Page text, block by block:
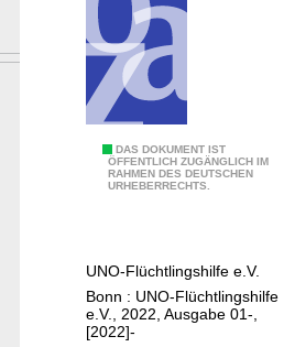
DAS DOKUMENT IST
ÖFFENTLICH ZUGÄNGLICH IM
RAHMEN DES DEUTSCHEN
URHEBERRECHTS.
t
p
u
UNO-Flüchtlingshilfe e.V.
Bonn : UNO-Flüchtlingshilfe
e.V., 2022, Ausgabe 01-,
[2022]-